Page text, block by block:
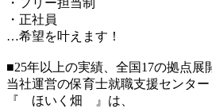
・正社員
…希望を叶えます！
■25年以上の実績、全国17の拠点展
当社運営の保育士就職支援センター
『 ほいく畑 』は、